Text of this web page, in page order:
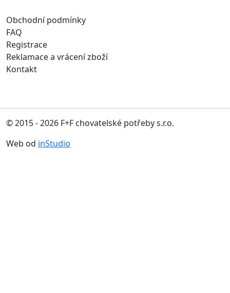
Obchodní podmínky
FAQ
Registrace
Reklamace a vrácení zboží
Kontakt
© 2015 - 2026 F+F chovatelské potřeby s.r.o.
Web od inStudio